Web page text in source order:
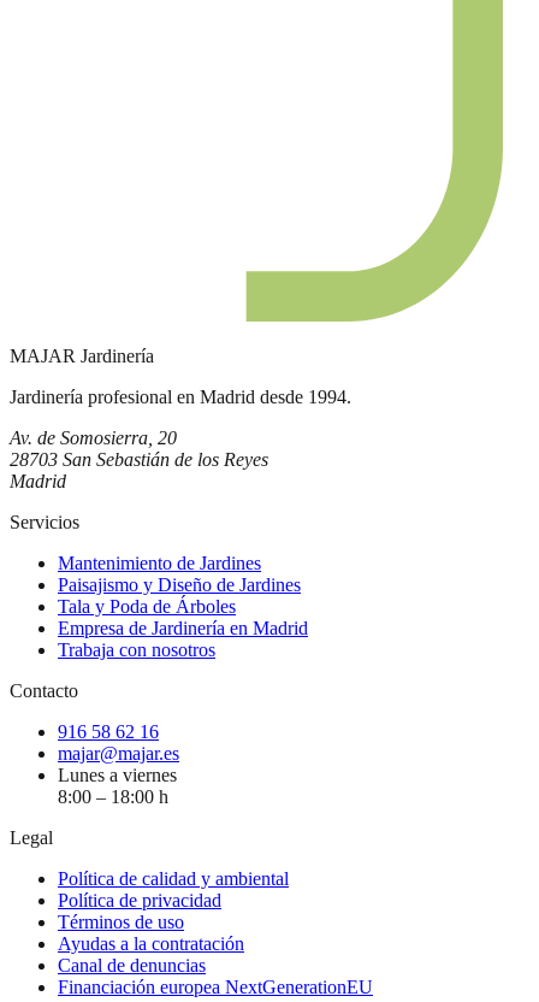
MAJAR Jardinería
Jardinería profesional en Madrid desde 1994.
Av. de Somosierra, 20
28703 San Sebastián de los Reyes
Madrid
Servicios
Mantenimiento de Jardines
Paisajismo y Diseño de Jardines
Tala y Poda de Árboles
Empresa de Jardinería en Madrid
Trabaja con nosotros
Contacto
916 58 62 16
majar@majar.es
Lunes a viernes
8:00 – 18:00 h
Legal
Política de calidad y ambiental
Política de privacidad
Términos de uso
Ayudas a la contratación
Canal de denuncias
Financiación europea NextGenerationEU